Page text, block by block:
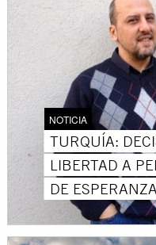
NOTICIA
TURQUÍA:
LIBERTAD A
DE